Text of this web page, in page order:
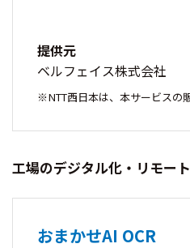
提供元
ベルフェイス株式会社
NTT西日本は、本サービスの
工場のデジタル化・リモー
おまかせAI OCR